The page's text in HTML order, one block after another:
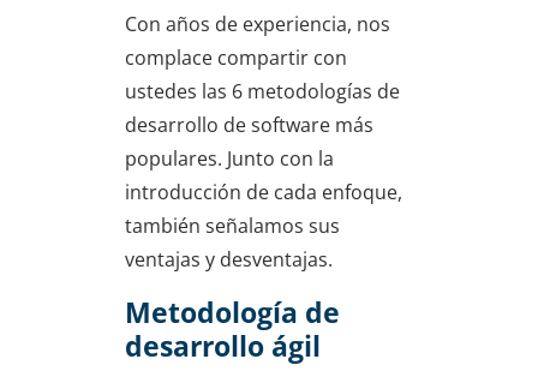
Con años de experiencia, nos
complace compartir con
ustedes las 6 metodologías de
desarrollo de software más
populares. Junto con la
introducción de cada enfoque,
también señalamos sus
ventajas y desventajas.
Metodología de
desarrollo ágil